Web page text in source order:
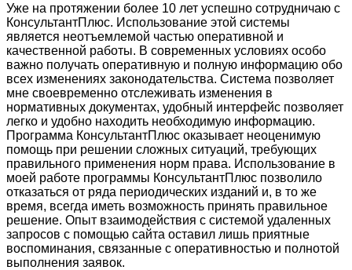
Уже на протяжении более 10 лет успешно сотрудничаю с
КонсультантПлюс. Использование этой системы
является неотъемлемой частью оперативной и
качественной работы. В современных условиях особо
важно получать оперативную и полную информацию обо
всех изменениях законодательства. Система позволяет
мне своевременно отслеживать изменения в
нормативных документах, удобный интерфейс позволяет
легко и удобно находить необходимую информацию.
Программа КонсультантПлюс оказывает неоценимую
помощь при решении сложных ситуаций, требующих
правильного применения норм права. Использование в
моей работе программы КонсультантПлюс позволило
отказаться от ряда периодических изданий и, в то же
время, всегда иметь возможность принять правильное
решение. Опыт взаимодействия с системой удаленных
запросов с помощью сайта оставил лишь приятные
воспоминания, связанные с оперативностью и полнотой
выполнения заявок.